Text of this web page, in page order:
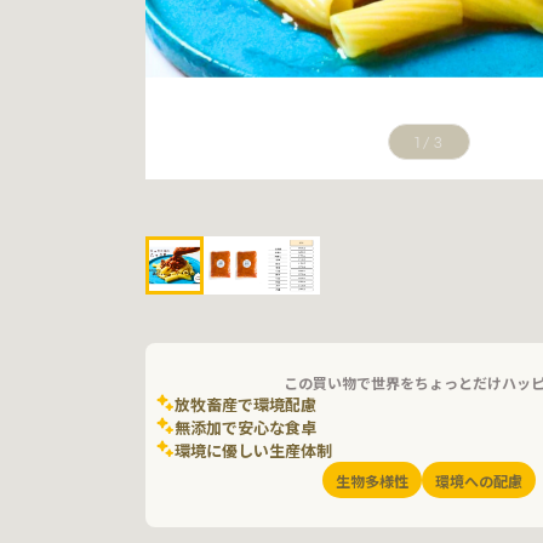
1 / 3
この買い物で世界をちょっとだけハッ
放牧畜産で環境配慮
無添加で安心な食卓
環境に優しい生産体制
生物多様性 環境への配慮